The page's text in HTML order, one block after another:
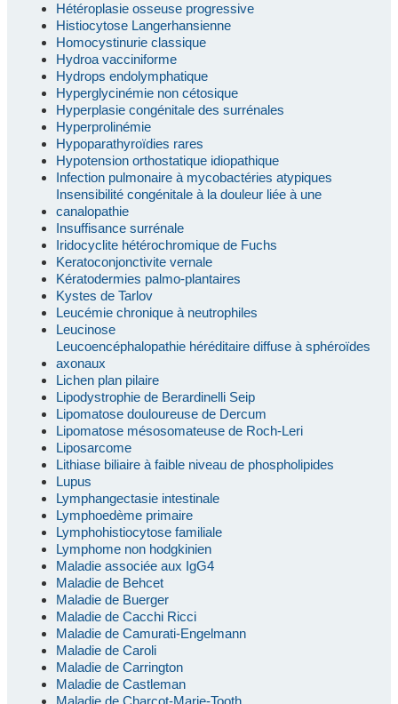
Hétéroplasie osseuse progressive
Histiocytose Langerhansienne
Homocystinurie classique
Hydroa vacciniforme
Hydrops endolymphatique
Hyperglycinémie non cétosique
Hyperplasie congénitale des surrénales
Hyperprolinémie
Hypoparathyroïdies rares
Hypotension orthostatique idiopathique
Infection pulmonaire à mycobactéries atypiques
Insensibilité congénitale à la douleur liée à une
canalopathie
Insuffisance surrénale
Iridocyclite hétérochromique de Fuchs
Keratoconjonctivite vernale
Kératodermies palmo-plantaires
Kystes de Tarlov
Leucémie chronique à neutrophiles
Leucinose
Leucoencéphalopathie héréditaire diffuse à sphéroïdes
axonaux
Lichen plan pilaire
Lipodystrophie de Berardinelli Seip
Lipomatose douloureuse de Dercum
Lipomatose mésosomateuse de Roch-Leri
Liposarcome
Lithiase biliaire à faible niveau de phospholipides
Lupus
Lymphangectasie intestinale
Lymphoedème primaire
Lymphohistiocytose familiale
Lymphome non hodgkinien
Maladie associée aux IgG4
Maladie de Behcet
Maladie de Buerger
Maladie de Cacchi Ricci
Maladie de Camurati-Engelmann
Maladie de Caroli
Maladie de Carrington
Maladie de Castleman
Maladie de Charcot-Marie-Tooth